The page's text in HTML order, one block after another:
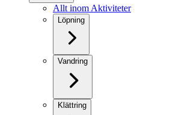
Allt inom Aktiviteter
Löpning
Vandring
Klättring